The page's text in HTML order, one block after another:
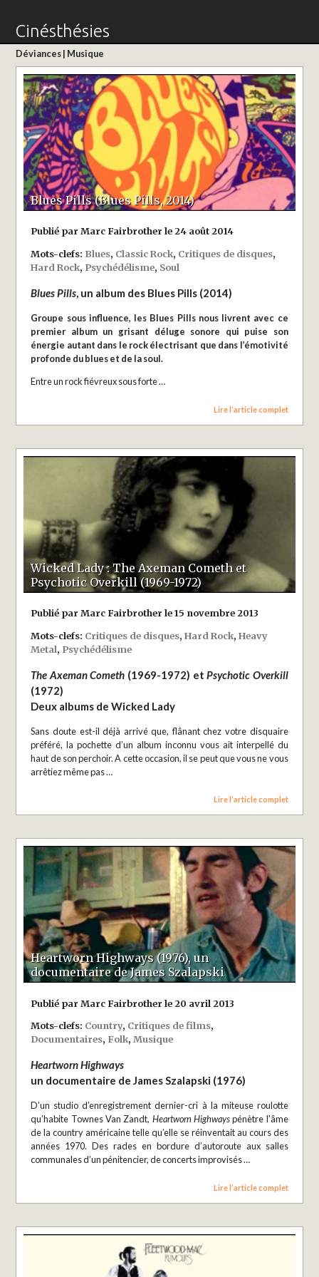
Cinésthésies
Déviances| Musique
Blues Pills (Blues Pills, 2014)
Publié par Marc Fairbrother le 24 août 2014
Mots-clefs: Blues, Classic Rock, Critiques de disques,
Hard Rock, Psychédélisme, Soul
Blues Pills, un album des Blues Pills (2014)
Groupe sous influence, les Blues Pills nous livrent avec ce
premier album un grisant déluge sonore qui puise son
énergie autant dans le rock électrisant que dans l’émotivité
profonde du blues et de la soul.
Entre un rock fiévreux sous forte …
Lire l’article complet
Wicked Lady : The Axeman Cometh et
Psychotic Overkill (1969-1972)
Publié par Marc Fairbrother le 15 novembre 2013
Mots-clefs: Critiques de disques,Hard Rock,Heavy
Metal, Psychédélisme
The Axeman Cometh (1969-1972) etPsychotic Overkill
(1972)
Deux albums de Wicked Lady
Sans doute est-il déjà arrivé que, flânant chez votre disquaire
préféré, la pochette d’un album inconnu vous ait interpellé du
haut de son perchoir. A cette occasion, il se peut que vous ne vous
arrêtiez même pas …
Lire l’article complet
Heartworn Highways (1976), un
documentaire de James Szalapski
Publié par Marc Fairbrother le 20 avril 2013
Mots-clefs: Country, Critiques de films,
Documentaires, Folk,Musique
Heartworn Highways
un documentaire de James Szalapski (1976)
D’un studio d’enregistrement dernier-cri à la miteuse roulotte
qu’habite Townes Van Zandt, Heartworn Highwayspénètre l’âme
de la country américaine telle qu’elle se réinventait au cours des
années 1970. Des rades en bordure d’autoroute aux salles
communales d’un pénitencier, de concerts improvisés …
Lire l’article complet